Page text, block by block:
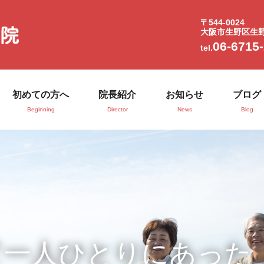
〒544-0024
大阪市生野区生
tel.06-
初めての方へ
Beginning
院長紹介
Director
お知らせ
News
ブログ
Blog
人ひとりにあった